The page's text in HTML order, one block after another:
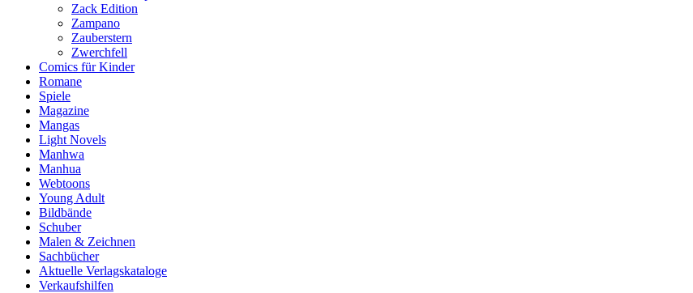
Zack Edition
Zampano
Zauberstern
Zwerchfell
Comics für Kinder
Romane
Spiele
Magazine
Mangas
Light Novels
Manhwa
Manhua
Webtoons
Young Adult
Bildbände
Schuber
Malen & Zeichnen
Sachbücher
Aktuelle Verlagskataloge
Verkaufshilfen